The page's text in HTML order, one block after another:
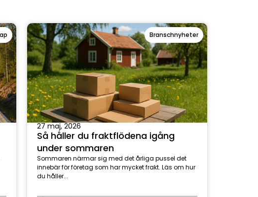
Branschnyheter
27 maj, 2026
Så håller du fraktflödena igång
under sommaren
Sommaren närmar sig med det årliga pussel det
innebär för företag som har mycket frakt. Läs om hur
du håller...